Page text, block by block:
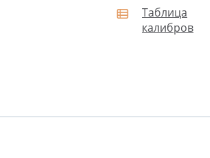
Таблица
калибров